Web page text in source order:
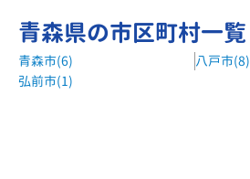
根城小学校前から徒歩2分
青森県の市区町村一覧
青森市(6)
八戸市(8)
弘前市(1)